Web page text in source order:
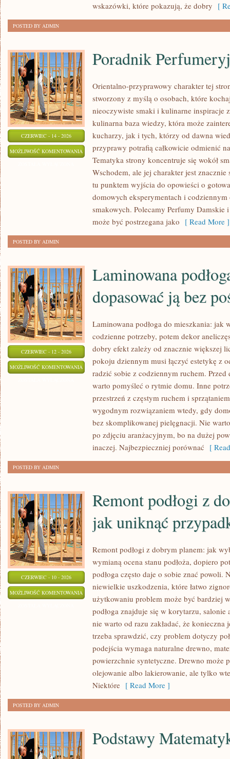
wskazówki, które pokazują, że dobry [
POSTED BY ADMIN
CZERWIEC - 14 - 2026
MOŻLIWOŚĆ KOMENTOWANIA PORADNIK
PERFUMERYJNY
Poradnik
Orientalno-przyprawowy charakter tej
stworzony z myślą o osobach, które
nieoczywiste smaki i kulinarne inspiracje
kulinarna baza wiedzy, która może
kucharzy, jak i tych, którzy od dawna
przyprawy potrafią całkowicie odmienić
Tematyka strony koncentruje się wokół
Wschodem, ale jej charakter jest
tu punktem wyjścia do opowieści o
domowych eksperymentach i
smakowych. Polecamy Perfumy Damskie
może być postrzegana jako [ Read More ]
POSTED BY ADMIN
CZERWIEC - 12 - 2026
MOŻLIWOŚĆ KOMENTOWANIA LAMINOWANA
Laminowana
dopasować ją bez
Laminowana podłoga do mieszkania: jak
codzienne potrzeby, potem dekor
dobry efekt zależy od znacznie większej
pokoju dziennym musi łączyć estetykę z
radzić sobie z codziennym ruchem.
warto pomyśleć o rytmie domu. Inne
przestrzeń z częstym ruchem i
wygodnym rozwiązaniem wtedy, gdy
bez skomplikowanej pielęgnacji. Nie
po zdjęciu aranżacyjnym, bo na dużej
inaczej. Najbezpieczniej porównać [
POSTED BY ADMIN
CZERWIEC - 10 - 2026
MOŻLIWOŚĆ KOMENTOWANIA
PODŁOGI
UNIKNĄĆ
PRZYPADKOWYCH
Remont podłogi z
jak uniknąć
Remont podłogi z dobrym planem: jak
wymianą ocena stanu podłoża, dopiero
podłoga często daje o sobie znać powoli.
niewielkie uszkodzenia, które łatwo
użytkowaniu problem może być bardziej
podłoga znajduje się w korytarzu,
nie warto od razu zakładać, że konieczna
trzeba sprawdzić, czy problem dotyczy
podejścia wymaga naturalne drewno,
powierzchnie syntetyczne. Drewno może
olejowanie albo lakierowanie, ale tylko
Niektóre [ Read More ]
POSTED BY ADMIN
Podstawy